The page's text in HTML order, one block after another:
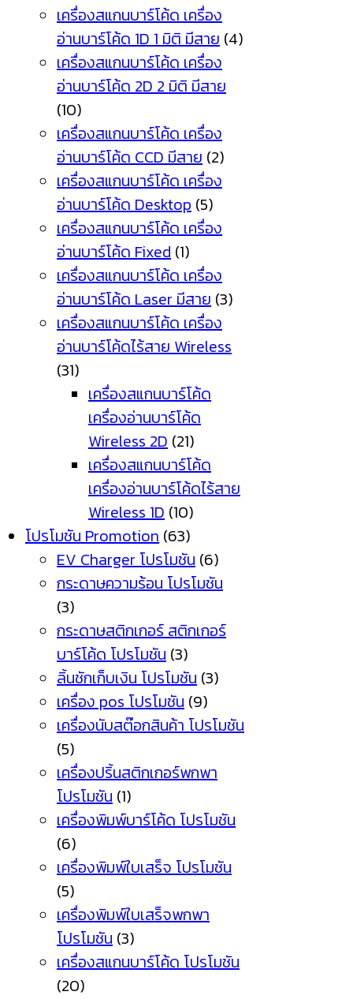
เครื่องสแกนบาร์โค้ด เครื่อง
อ่านบาร์โค้ด 1D 1 มิติ มีสาย (4)
เครื่องสแกนบาร์โค้ด เครื่อง
อ่านบาร์โค้ด 2D 2 มิติ มีสาย
(10)
เครื่องสแกนบาร์โค้ด เครื่อง
อ่านบาร์โค้ด CCD มีสาย (2)
เครื่องสแกนบาร์โค้ด เครื่อง
อ่านบาร์โค้ด Desktop (5)
เครื่องสแกนบาร์โค้ด เครื่อง
อ่านบาร์โค้ด Fixed (1)
เครื่องสแกนบาร์โค้ด เครื่อง
อ่านบาร์โค้ด Laser มีสาย (3)
เครื่องสแกนบาร์โค้ด เครื่อง
อ่านบาร์โค้ดไร้สาย Wireless
(31)
เครื่องสแกนบาร์โค้ด
เครื่องอ่านบาร์โค้ด
Wireless 2D (21)
เครื่องสแกนบาร์โค้ด
เครื่องอ่านบาร์โค้ดไร้สาย
Wireless 1D (10)
โปรโมชัน Promotion (63)
EV Charger โปรโมชัน (6)
กระดาษความร้อน โปรโมชัน
(3)
กระดาษสติกเกอร์ สติกเกอร์
บาร์โค้ด โปรโมชัน (3)
ลิ้นชักเก็บเงิน โปรโมชัน (3)
เครื่อง pos โปรโมชัน (9)
เครื่องนับสต๊อกสินค้า โปรโมชัน
(5)
เครื่องปริ้นสติกเกอร์พกพา
โปรโมชัน (1)
เครื่องพิมพ์บาร์โค้ด โปรโมชัน
(6)
เครื่องพิมพ์ใบเสร็จ โปรโมชัน
(5)
เครื่องพิมพ์ใบเสร็จพกพา
โปรโมชัน (3)
เครื่องสแกนบาร์โค้ด โปรโมชัน
(20)